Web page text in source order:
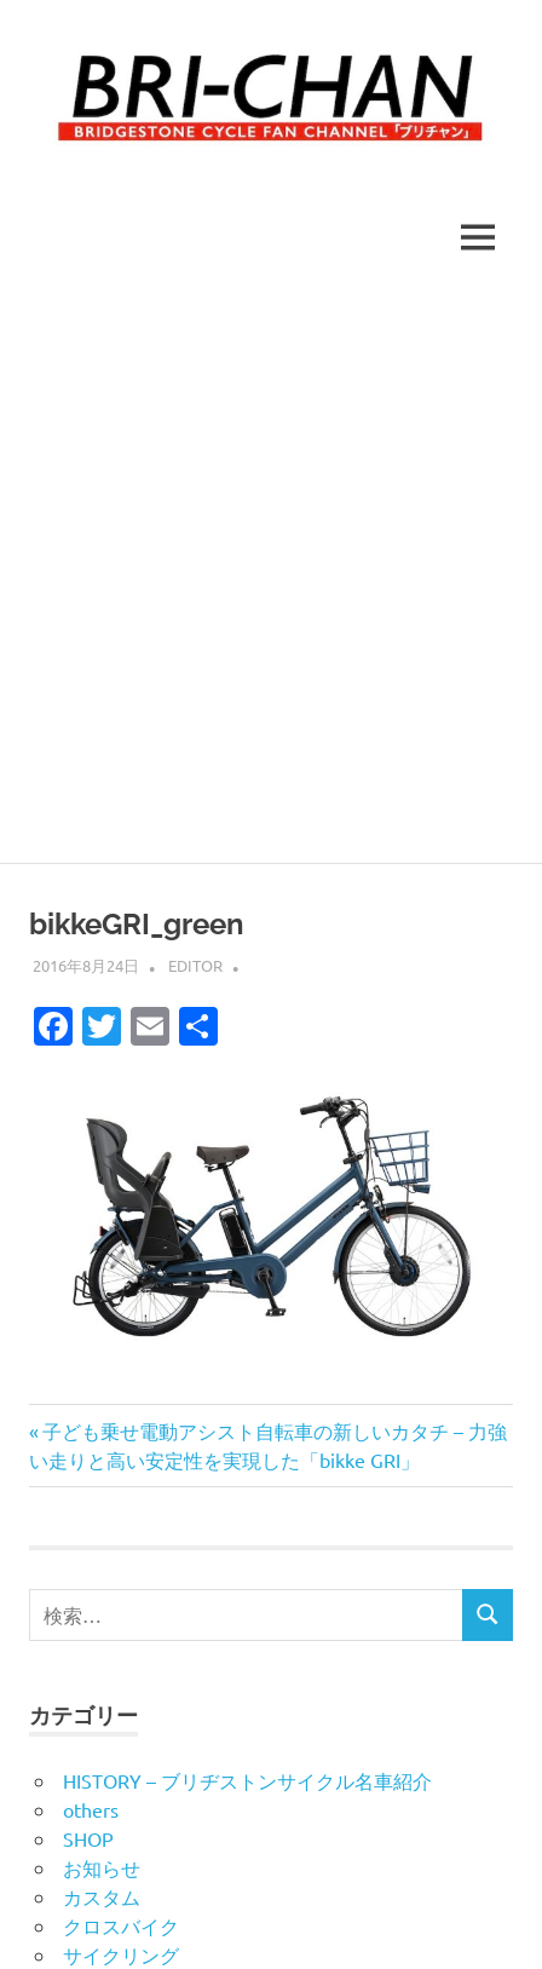
MENU
bikkeGRI_green
2016年8月24日 EDITOR
Facebook
Twitter
Email
投
稿
ビ
ゲ
ョ
ン
前
の
記
子ども乗せ電動アシスト自転車の新しいカタチ – 力強
い走りと高い安定性を実現した「bikke GRI」
検
索
検
カテゴリー
HISTORY – ブリヂストンサイクル名車紹介
others
SHOP
お知らせ
カスタム
クロスバイク
サイクリング